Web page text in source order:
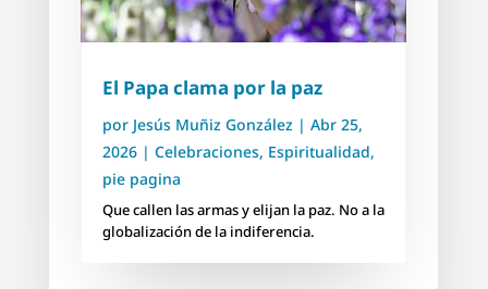
El Papa clama por la paz
por Jesús Muñiz González| Abr 25,
2026| Celebraciones, Espiritualidad,
pie pagina
Que callen las armas y elijan la paz. No a la
globalización de la indiferencia.